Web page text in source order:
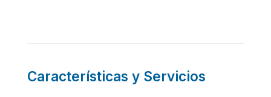
Características y Servicios